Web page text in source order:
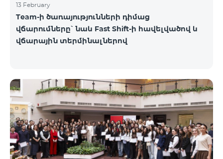
13 February
Team-ի ծառայությունների դիմաց
վճարումները՝ նաև Fast Shift-ի հավելվածով և
վճարային տերմինալներով